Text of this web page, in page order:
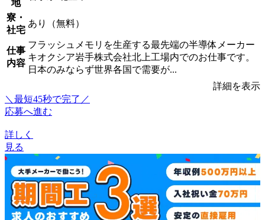
地
寮・
社宅
あり（無料）
仕事
内容
フラッシュメモリを生産する最先端の半導体メーカー
キオクシア岩手株式会社北上工場内でのお仕事です。
日本のみならず世界各国で需要が...
詳細を表示
＼最短45秒で完了／
応募へ進む
詳しく
見る